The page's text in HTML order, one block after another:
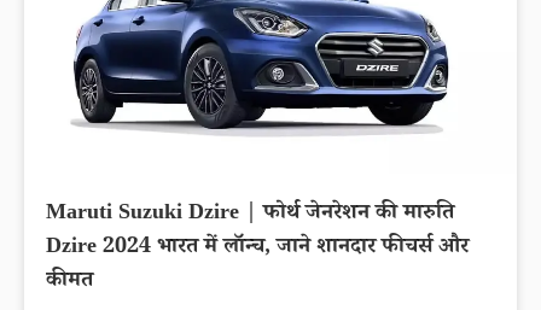
Maruti Suzuki Dzire | फोर्थ जेनरेशन की मारुति
Dzire 2024 भारत में लॉन्च, जाने शानदार फीचर्स और
कीमत